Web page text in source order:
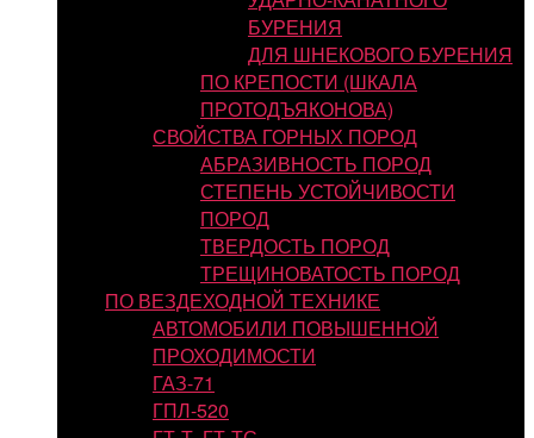
БУРЕНИЯ
ДЛЯ ШНЕКОВОГО БУРЕНИЯ
ПО КРЕПОСТИ (ШКАЛА
ПРОТОДЪЯКОНОВА)
СВОЙСТВА ГОРНЫХ ПОРОД
АБРАЗИВНОСТЬ ПОРОД
СТЕПЕНЬ УСТОЙЧИВОСТИ
ПОРОД
ТВЕРДОСТЬ ПОРОД
ТРЕЩИНОВАТОСТЬ ПОРОД
ПО ВЕЗДЕХОДНОЙ ТЕХНИКЕ
АВТОМОБИЛИ ПОВЫШЕННОЙ
ПРОХОДИМОСТИ
ГАЗ-71
ГПЛ-520